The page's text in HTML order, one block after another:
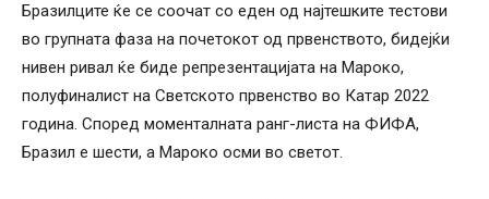
Бразилците ќе се соочат со еден од најтешките тестови
во групната фаза на почетокот од првенството, бидејќи
нивен ривал ќе биде репрезентацијата на Мароко,
полуфиналист на Светското првенство во Катар 2022
година. Според моменталната ранг-листа на ФИФА,
Бразил е шести, а Мароко осми во светот.